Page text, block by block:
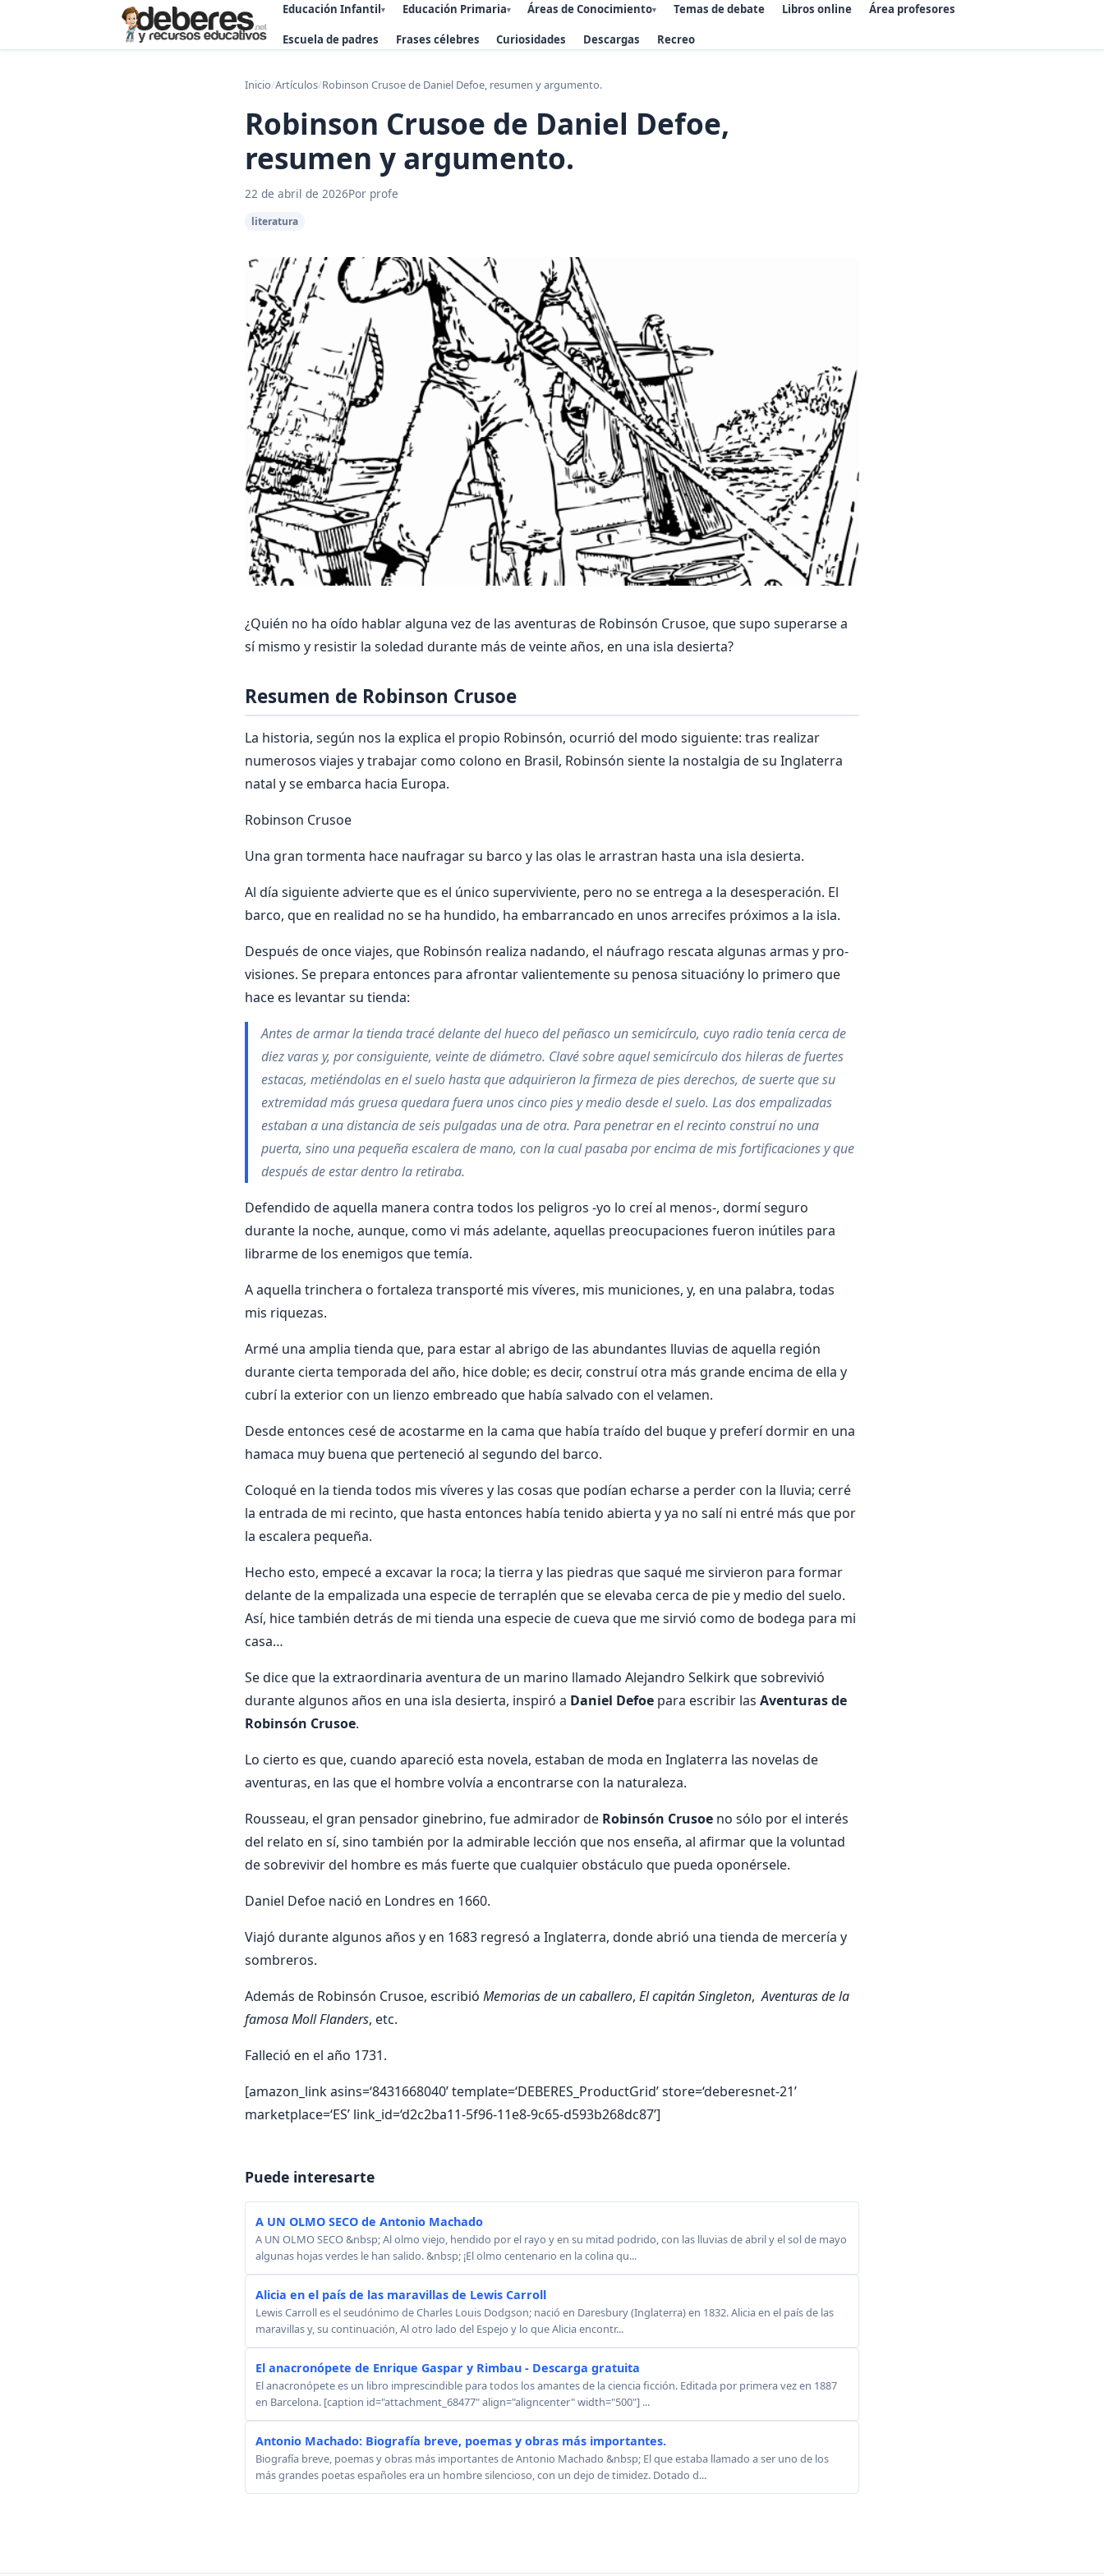
Educación Infantil▾ Educación Primaria▾ Áreas de Conocimiento▾ Temas de debate Libros online Área profesores
Escuela de padres Frases célebres Curiosidades Descargas Recreo
Inicio/Artículos/Robinson Crusoe de Daniel Defoe, resumen y argumento.
Robinson Crusoe de Daniel Defoe,
resumen y argumento.
22 de abril de 2026Por profe
literatura
¿Quién no ha oído hablar alguna vez de las aventuras de Robinsón Crusoe, que supo superarse a
sí mismo y resistir la sole­dad durante más de veinte años, en una isla desierta?
Resumen de Robinson Crusoe
La historia, según nos la ex­plica el propio Robinsón, ocurrió del modo siguiente: tras realizar
numerosos viajes y trabajar como colono en Brasil, Robinsón siente la nostalgia de su Inglaterra
natal y se embarca hacia Europa.
Robinson Crusoe
Una gran tormenta hace naufragar su barco y las olas le arrastran hasta una isla desierta.
Al día siguiente advierte que es el único superviviente, pero no se entrega a la de­sesperación. El
barco, que en realidad no se ha hundido, ha embarrancado en unos arrecifes próximos a la isla.
Después de once viajes, que Robinsón realiza nadando, el náufrago rescata algunas armas y pro­
visiones. Se prepara entonces para afron­tar valientemente su penosa situacióny lo primero que
hace es levantar su tienda:
Antes de armar la tienda tracé delante del hueco del peñasco un semicírculo, cuyo radio tenía cerca de
diez varas y, por consiguiente, veinte de diámetro. Clavé sobre aquel semicírculo dos hileras de fuertes
estacas, metiéndolas en el suelo hasta que adquirieron la firmeza de pies derechos, de suerte que su
extremidad más gruesa quedara fuera unos cinco pies y medio desde el suelo. Las dos em­palizadas
estaban a una distancia de seis pulgadas una de otra. Para penetrar en el recinto construí no una
puerta, sino una pequeña escalera de mano, con la cual pasaba por encima de mis fortificaciones y que
después de estar dentro la retiraba.
Defendido de aquella manera contra todos los peligros -yo lo creí al menos-, dormí seguro
durante la noche, aunque, como vi más adelante, aquellas preocupaciones fueron inútiles para
librarme de los enemigos que temía.
A aquella trinchera o fortaleza trans­porté mis víveres, mis municiones, y, en una palabra, todas
mis riquezas.
Armé una amplia tienda que, para estar al abrigo de las abundantes lluvias de aquella región
durante cierta temporada del año, hice doble; es decir, construí otra más grande encima de ella y
cubrí la exterior con un lienzo embreado que había salvado con el velamen.
Desde entonces cesé de acos­tarme en la cama que había traído del buque y preferí dormir en una
hamaca muy buena que perteneció al segundo del barco.
Coloqué en la tienda todos mis víveres y las cosas que podían echarse a perder con la lluvia; cerré
la entrada de mi recinto, que hasta entonces había tenido abierta y ya no salí ni entré más que por
la esca­lera pequeña.
Hecho esto, empecé a excavar la roca; la tierra y las piedras que saqué me sir­vieron para formar
delante de la empali­zada una especie de terraplén que se ele­vaba cerca de pie y medio del suelo.
Así, hice también detrás de mi tienda una es­pecie de cueva que me sirvió como de bodega para mi
casa…
Se dice que la extraordinaria aventura de un marino llamado Alejandro Selkirk que sobrevivió
durante algunos años en una isla desierta, inspiró a Daniel Defoe para escribir las Aventuras de
Robinsón Crusoe.
Lo cierto es que, cuando apare­ció esta novela, estaban de moda en In­glaterra las novelas de
aventuras, en las que el hombre volvía a encontrarse con la naturaleza.
Rousseau, el gran pensador ginebrino, fue admirador de Robinsón Crusoe no sólo por el interés
del relato en sí, sino también por la admi­rable lección que nos enseña, al afirmar que la voluntad
de sobrevivir del hombre es más fuerte que cualquier obstáculo que pueda oponérsele.
Daniel Defoe nació en Londres en 1660.
Viajó durante algunos años y en 1683 regresó a Inglate­rra, donde abrió una tienda de ­mercería y
sombreros.
Además de Robinsón Crusoe, escribió Memo­rias de un caballero, El capitán Singleton,Aventuras de la
famo­sa Moll Flanders, etc.
Falleció en el año 1731.
[amazon_link asins=‘8431668040’ template=‘DEBERES_ProductGrid’ store=‘deberesnet-21’
marketplace=‘ES’ link_id=‘d2c2ba11-5f96-11e8-9c65-d593b268dc87’]
Puede interesarte
A UN OLMO SECO de Antonio Machado
A UN OLMO SECO &nbsp; Al olmo viejo, hendido por el rayo y en su mitad podrido, con las lluvias de abril y el sol de mayo
algunas hojas verdes le han salido. &nbsp; ¡El olmo centenario en la colina qu...
Alicia en el país de las maravillas de Lewis Carroll
Lewis Carroll es el seudónimo de Charles Louis Dodgson; nació en Daresbury (Inglaterra) en 1832. Alicia en el país de las
maravillas y, su continuación, Al otro lado del Espejo y lo que Alicia encontr...
El anacronópete de Enrique Gaspar y Rimbau - Descarga gratuita
El anacronópete es un libro imprescindible para todos los amantes de la ciencia ficción. Editada por primera vez en 1887
en Barcelona. [caption id="attachment_68477" align="aligncenter" width="500"] ...
Antonio Machado: Biografía breve, poemas y obras más importantes.
Biografía breve, poemas y obras más importantes de Antonio Machado &nbsp; El que estaba llamado a ser uno de los
más grandes poetas españoles era un hombre silencioso, con un dejo de timidez. Dotado d...